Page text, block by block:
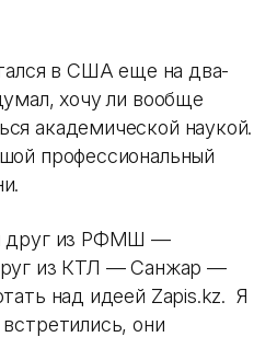
в США еще на два-
хочу ли вообще
академической наукой.
профессиональный
друг из РФМШ —
из КТЛ — Санжар —
над идеей Zapis.kz. Я
они